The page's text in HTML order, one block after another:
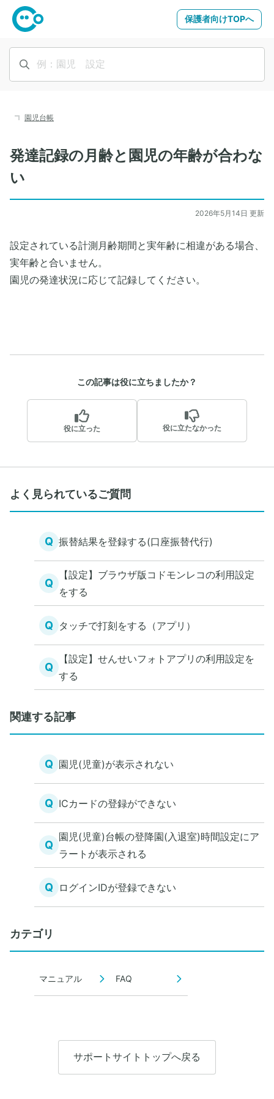
保護者向けTOPへ
園児台帳
発達記録の月齢と園児の年齢が合わな
い
2026年5月14日 更新
設定されている計測月齢期間と実年齢に相違がある場合、
実年齢と合いません。
園児の発達状況に応じて記録してください。
この記事は役に立ちましたか？
役に立った 役に立たなかった
よく見られているご質問
Q 振替結果を登録する(口座振替代行)
Q
【設定】ブラウザ版コドモンレコの利用設定
をする
Q タッチで打刻をする（アプリ）
Q
【設定】せんせいフォトアプリの利用設定を
する
関連する記事
Q 園児(児童)が表示されない
Q ICカードの登録ができない
Q
園児(児童)台帳の登降園(入退室)時間設定にア
ラートが表示される
Q ログインIDが登録できない
カテゴリ
マニュアル FAQ
サポートサイトトップへ戻る